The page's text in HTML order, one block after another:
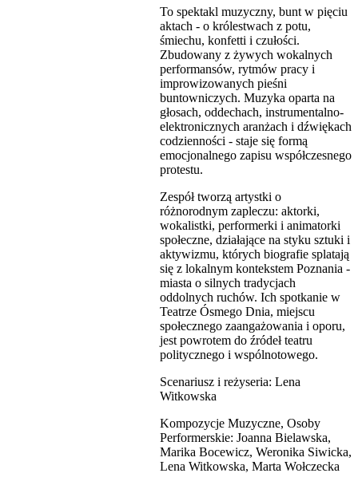
To spektakl muzyczny, bunt w pięciu
aktach - o królestwach z potu,
śmiechu, konfetti i czułości.
Zbudowany z żywych wokalnych
performansów, rytmów pracy i
improwizowanych pieśni
buntowniczych. Muzyka oparta na
głosach, oddechach, instrumentalno-
elektronicznych aranżach i dźwiękach
codzienności - staje się formą
emocjonalnego zapisu współczesnego
protestu.
Zespół tworzą artystki o
różnorodnym zapleczu: aktorki,
wokalistki, performerki i animatorki
społeczne, działające na styku sztuki i
aktywizmu, których biografie splatają
się z lokalnym kontekstem Poznania -
miasta o silnych tradycjach
oddolnych ruchów. Ich spotkanie w
Teatrze Ósmego Dnia, miejscu
społecznego zaangażowania i oporu,
jest powrotem do źródeł teatru
politycznego i wspólnotowego.
Scenariusz i reżyseria: Lena
Witkowska
Kompozycje Muzyczne, Osoby
Performerskie: Joanna Bielawska,
Marika Bocewicz, Weronika Siwicka,
Lena Witkowska, Marta Wołczecka